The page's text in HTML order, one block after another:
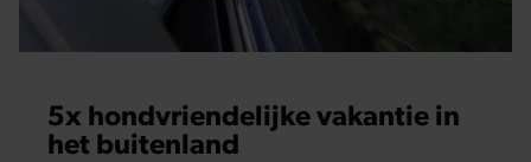
5x hondvriendelijke vakantie in
het buitenland